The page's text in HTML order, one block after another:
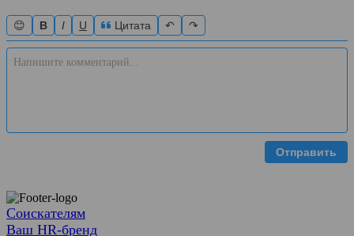
😊 B I U Цитата ↶ ↷
Отправить
Соискателям
Ваш HR-бренд